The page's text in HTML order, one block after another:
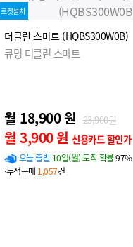
로켓설치
더클린 스마트 (HQBS300W0B)
큐밍 더클린 스마트
월 18,900 원 23,900원
월 3,900 원 신용카드 할인가
오늘 출발 10일(월) 도착 확률97%
·누적구매 1,057건